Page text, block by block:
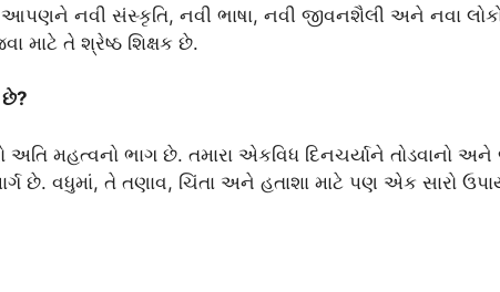
નવી સંસ્કૃતિ, નવી ભાષા, નવી જીવનશૈલી અને નવા
માટે તે શ્રેષ્ઠ શિક્ષક છે.
છે?
મહત્વનો ભાગ છે. તમારા એકવિધ દિનચર્યાને તોડવાનો
છે. વધુમાં, તે તણાવ, ચિંતા અને હતાશા માટે પણ એક સારો